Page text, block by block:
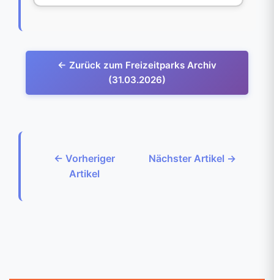
← Zurück zum Freizeitparks Archiv
(31.03.2026)
← Vorheriger
Artikel
Nächster Artikel →